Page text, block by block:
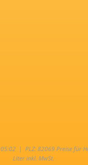
| PLZ: 82069 Preise für
Liter inkl. MwSt.